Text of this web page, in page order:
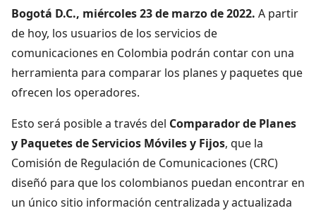
Bogotá D.C., miércoles 23 de marzo de 2022. A partir
de hoy, los usuarios de los servicios de
comunicaciones en Colombia podrán contar con una
herramienta para comparar los planes y paquetes que
ofrecen los operadores.
Esto será posible a través del Comparador de Planes
y Paquetes de Servicios Móviles y Fijos, que la
Comisión de Regulación de Comunicaciones (CRC)
diseñó para que los colombianos puedan encontrar en
un único sitio información centralizada y actualizada